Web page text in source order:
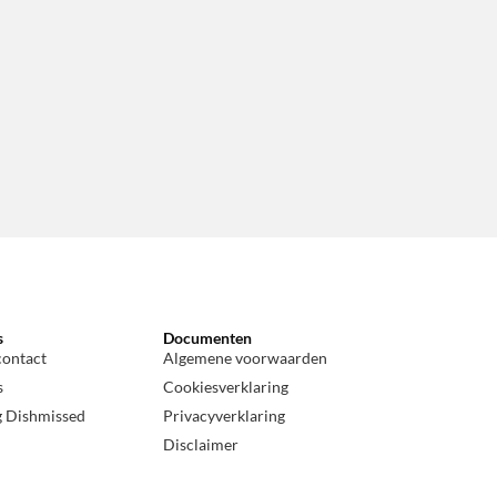
Dishmissed
Documenten
Algemene voorwaarden
Cookiesverklaring
Privacyverklaring
Disclaimer